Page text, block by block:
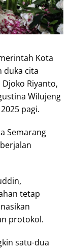
Kota
duka cita
Riyanto,
Wilujeng
pagi.
Semarang
tetap
protokol.
satu-dua